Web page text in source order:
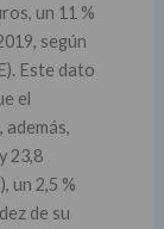
un 11 %
según
Este dato
el
23,8
un 2,5 %
de su